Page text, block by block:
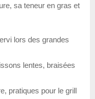
sa teneur en gras et
lors des grandes
lentes, braisées
pratiques pour le grill